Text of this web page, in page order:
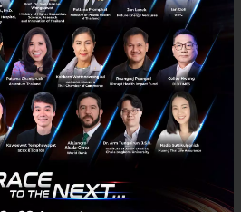
: 02-001-5375
: 06-4658-9500
Media
Techsauce